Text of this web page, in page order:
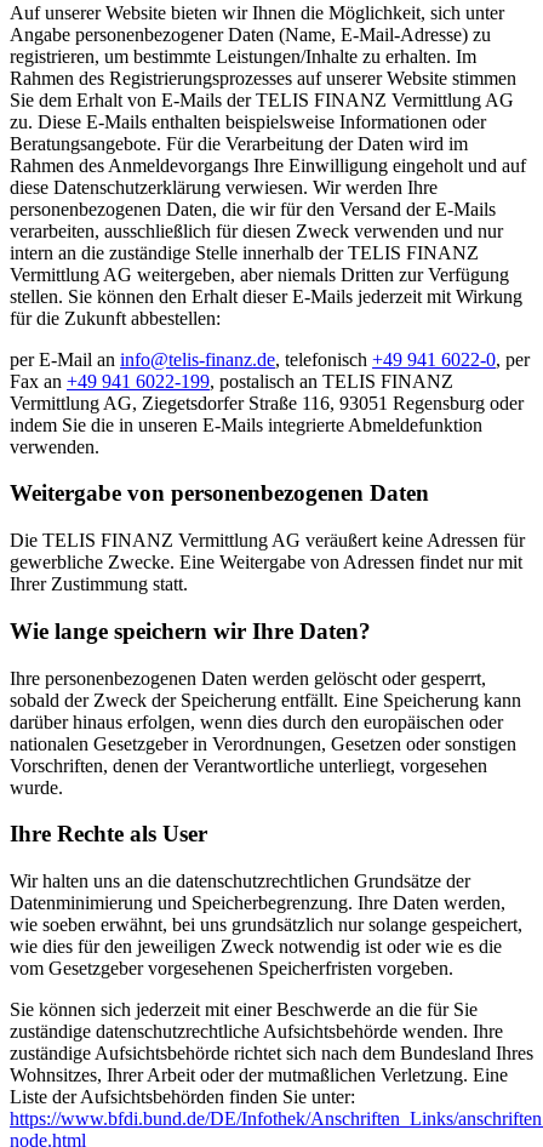
Auf unserer Website bieten wir Ihnen die Möglichkeit, sich unter
Angabe personenbezogener Daten (Name, E-Mail-Adresse) zu
registrieren, um bestimmte Leistungen/Inhalte zu erhalten. Im
Rahmen des Registrierungsprozesses auf unserer Website stimmen
Sie dem Erhalt von E-Mails der TELIS FINANZ Vermittlung AG
zu. Diese E-Mails enthalten beispielsweise Informationen oder
Beratungsangebote. Für die Verarbeitung der Daten wird im
Rahmen des Anmeldevorgangs Ihre Einwilligung eingeholt und auf
diese Datenschutzerklärung verwiesen. Wir werden Ihre
personenbezogenen Daten, die wir für den Versand der E-Mails
verarbeiten, ausschließlich für diesen Zweck verwenden und nur
intern an die zuständige Stelle innerhalb der TELIS FINANZ
Vermittlung AG weitergeben, aber niemals Dritten zur Verfügung
stellen. Sie können den Erhalt dieser E-Mails jederzeit mit Wirkung
für die Zukunft abbestellen:
per E-Mail an info@telis-finanz.de, telefonisch +49 941 6022-0, per
Fax an +49 941 6022-199, postalisch an TELIS FINANZ
Vermittlung AG, Ziegetsdorfer Straße 116, 93051 Regensburg oder
indem Sie die in unseren E-Mails integrierte Abmeldefunktion
verwenden.
Weitergabe von personenbezogenen Daten
Die TELIS FINANZ Vermittlung AG veräußert keine Adressen für
gewerbliche Zwecke. Eine Weitergabe von Adressen findet nur mit
Ihrer Zustimmung statt.
Wie lange speichern wir Ihre Daten?
Ihre personenbezogenen Daten werden gelöscht oder gesperrt,
sobald der Zweck der Speicherung entfällt. Eine Speicherung kann
darüber hinaus erfolgen, wenn dies durch den europäischen oder
nationalen Gesetzgeber in Verordnungen, Gesetzen oder sonstigen
Vorschriften, denen der Verantwortliche unterliegt, vorgesehen
wurde.
Ihre Rechte als User
Wir halten uns an die datenschutzrechtlichen Grundsätze der
Datenminimierung und Speicherbegrenzung. Ihre Daten werden,
wie soeben erwähnt, bei uns grundsätzlich nur solange gespeichert,
wie dies für den jeweiligen Zweck notwendig ist oder wie es die
vom Gesetzgeber vorgesehenen Speicherfristen vorgeben.
Sie können sich jederzeit mit einer Beschwerde an die für Sie
zuständige datenschutzrechtliche Aufsichtsbehörde wenden. Ihre
zuständige Aufsichtsbehörde richtet sich nach dem Bundesland Ihres
Wohnsitzes, Ihrer Arbeit oder der mutmaßlichen Verletzung. Eine
Liste der Aufsichtsbehörden finden Sie unter:
https://www.bfdi.bund.de/DE/Infothek/Anschriften_Links/
node.html